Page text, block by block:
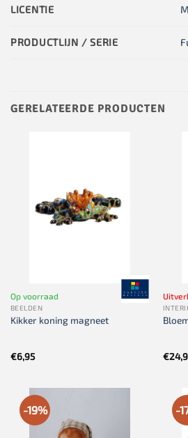
LICENTIE
PRODUCTLIJN / SERIE
GERELATEERDE PRODUCTEN
Op voorraad
BEELDEN
Kikker koning magneet
€6,95 €
-19% -